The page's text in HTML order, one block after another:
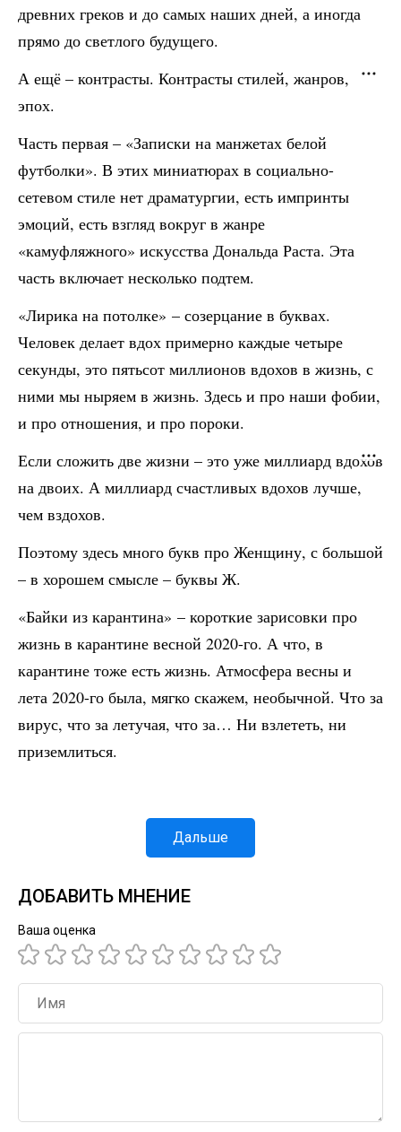
древних греков и до самых наших дней, а иногда
прямо до светлого будущего.
А ещё – контрасты. Контрасты стилей, жанров,
эпох.
Часть первая – «Записки на манжетах белой
футболки». В этих миниатюрах в социально-
сетевом стиле нет драматургии, есть импринты
эмоций, есть взгляд вокруг в жанре
«камуфляжного» искусства Дональда Раста. Эта
часть включает несколько подтем.
«Лирика на потолке» – созерцание в буквах.
Человек делает вдох примерно каждые четыре
секунды, это пятьсот миллионов вдохов в жизнь, с
ними мы ныряем в жизнь. Здесь и про наши фобии,
и про отношения, и про пороки.
Если сложить две жизни – это уже миллиард вдохов
на двоих. А миллиард счастливых вдохов лучше,
чем вздохов.
Поэтому здесь много букв про Женщину, с большой
– в хорошем смысле – буквы Ж.
«Байки из карантина» – короткие зарисовки про
жизнь в карантине весной 2020-го. А что, в
карантине тоже есть жизнь. Атмосфера весны и
лета 2020-го была, мягко скажем, необычной. Что за
вирус, что за летучая, что за… Ни взлететь, ни
приземлиться.
Дальше
ДОБАВИТЬ МНЕНИЕ
Ваша оценка